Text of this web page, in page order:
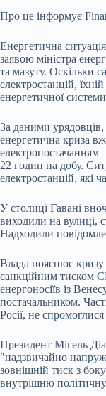
Про це інформує
Енергетична
заявою міністра
та мазуту. Оскільки
електростанцій,
енергетичної
За даними урядовців,
енергетична криза
електропостачанням
22 годин на добу.
електростанцій, які
У столиці Гавані
виходили на вулиці,
Надходили
Влада пояснює
санкційним тиском
енергоносіїв із
постачальником.
Росії, не
Президент Мігель
"надзвичайно
зовнішній тиск з
внутрішню